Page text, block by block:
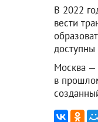
В 2022
вести
Москва —
в